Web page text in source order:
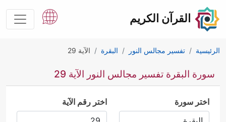
القرآن الكريم
الرئيسية تفسير مجالس النور البقرة الآية 29
سورة البقرة تفسير مجالس النور الآية 29
اختر سورة اختر رقم الآية